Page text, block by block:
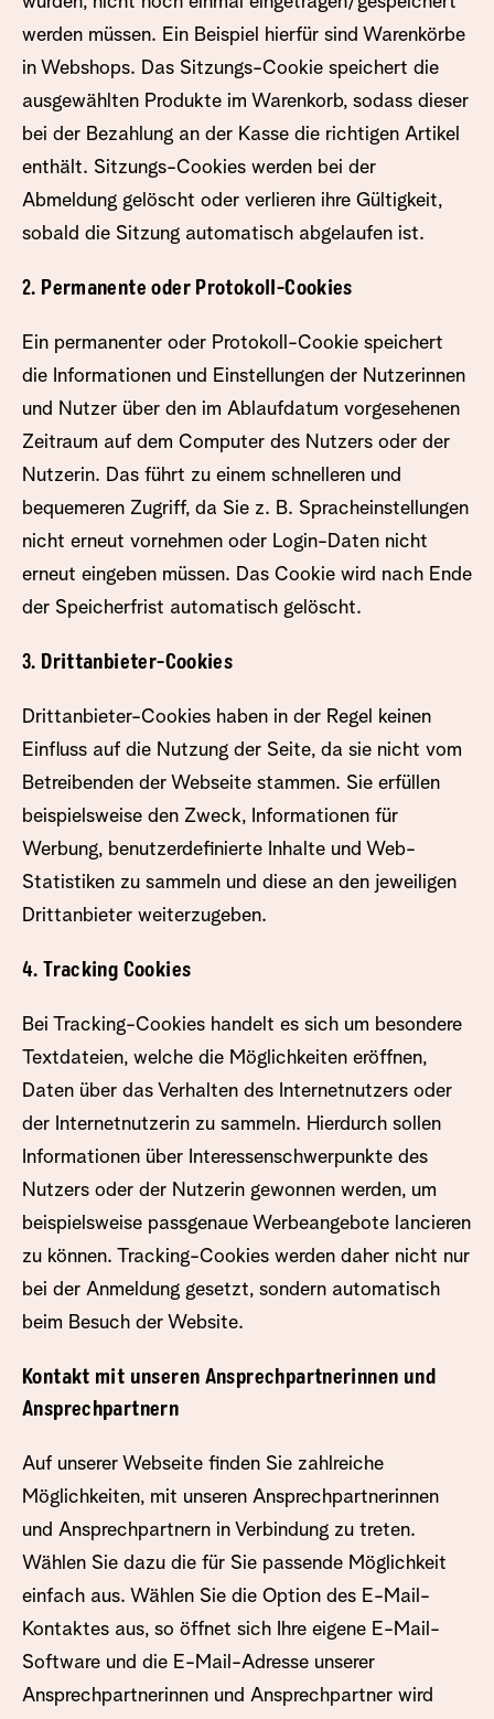
werden müssen. Ein Beispiel hierfür sind Warenkörbe
in Webshops. Das Sitzungs-Cookie speichert die
ausgewählten Produkte im Warenkorb, sodass dieser
bei der Bezahlung an der Kasse die richtigen Artikel
enthält. Sitzungs-Cookies werden bei der
Abmeldung gelöscht oder verlieren ihre Gültigkeit,
sobald die Sitzung automatisch abgelaufen ist.
2. Permanente oder Protokoll-Cookies
Ein permanenter oder Protokoll-Cookie speichert
die Informationen und Einstellungen der Nutzerinnen
und Nutzer über den im Ablaufdatum vorgesehenen
Zeitraum auf dem Computer des Nutzers oder der
Nutzerin. Das führt zu einem schnelleren und
bequemeren Zugriff, da Sie z. B. Spracheinstellungen
nicht erneut vornehmen oder Login-Daten nicht
erneut eingeben müssen. Das Cookie wird nach Ende
der Speicherfrist automatisch gelöscht.
3. Drittanbieter-Cookies
Drittanbieter-Cookies haben in der Regel keinen
Einfluss auf die Nutzung der Seite, da sie nicht vom
Betreibenden der Webseite stammen. Sie erfüllen
beispielsweise den Zweck, Informationen für
Werbung, benutzerdefinierte Inhalte und Web-
Statistiken zu sammeln und diese an den jeweiligen
Drittanbieter weiterzugeben.
4. Tracking Cookies
Bei Tracking-Cookies handelt es sich um besondere
Textdateien, welche die Möglichkeiten eröffnen,
Daten über das Verhalten des Internetnutzers oder
der Internetnutzerin zu sammeln. Hierdurch sollen
Informationen über Interessenschwerpunkte des
Nutzers oder der Nutzerin gewonnen werden, um
beispielsweise passgenaue Werbeangebote lancieren
zu können. Tracking-Cookies werden daher nicht nur
bei der Anmeldung gesetzt, sondern automatisch
beim Besuch der Website.
Kontakt mit unseren Ansprechpartnerinnen und
Ansprechpartnern
Auf unserer Webseite finden Sie zahlreiche
Möglichkeiten, mit unseren Ansprechpartnerinnen
und Ansprechpartnern in Verbindung zu treten.
Wählen Sie dazu die für Sie passende Möglichkeit
einfach aus. Wählen Sie die Option des E-Mail-
Kontaktes aus, so öffnet sich Ihre eigene E-Mail-
Software und die E-Mail-Adresse unserer
Ansprechpartnerinnen und Ansprechpartner wird